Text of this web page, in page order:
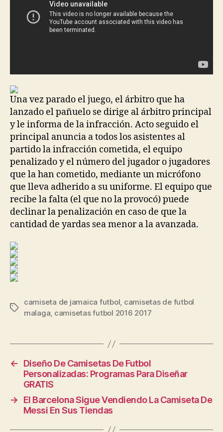
Una vez parado el juego, el árbitro que ha
lanzado el pañuelo se dirige al árbitro principal
y le informa de la infracción. Acto seguido el
principal anuncia a todos los asistentes al
partido la infracción cometida, el equipo
penalizado y el número del jugador o jugadores
que la han cometido, mediante un micrófono
que lleva adherido a su uniforme. El equipo que
recibe la falta (el que no la provocó) puede
declinar la penalización en caso de que la
cantidad de yardas sea menor a la avanzada.
Etiquetas
camiseta de jamaica futbol, camisetas de futbol
malaga, camisetas futbol 2016 2017
←
Diseño De Camisetas De Futbol
Personalizadas: Programas Para Diseñar
GRATIS
→
El Barcelona Sigue Vendiendo La Camiseta De
Messi En Sus Tiendas